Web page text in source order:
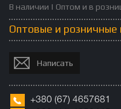
В наличии | Оптом и в
Оптовые и розничные
Написать
+380 (67) 4657681